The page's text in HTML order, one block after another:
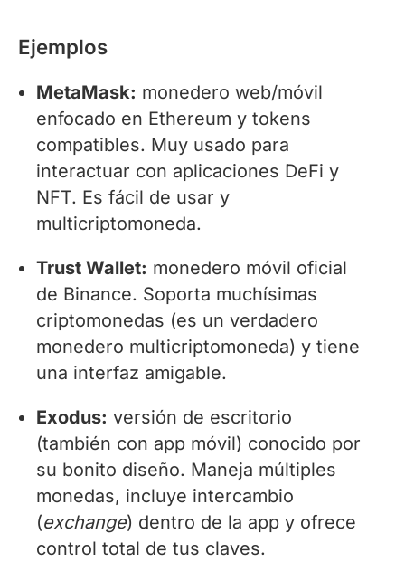
Ejemplos
MetaMask: monedero web/móvil
enfocado en Ethereum y tokens
compatibles. Muy usado para
interactuar con aplicaciones DeFi y
NFT. Es fácil de usar y
multicriptomoneda.
Trust Wallet: monedero móvil oficial
de Binance. Soporta muchísimas
criptomonedas (es un verdadero
monedero multicriptomoneda) y tiene
una interfaz amigable.
Exodus: versión de escritorio
(también con app móvil) conocido por
su bonito diseño. Maneja múltiples
monedas, incluye intercambio
(exchange) dentro de la app y ofrece
control total de tus claves.